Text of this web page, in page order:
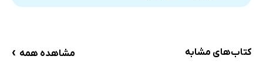
کتاب‌های مشابه مشاهده همه ›